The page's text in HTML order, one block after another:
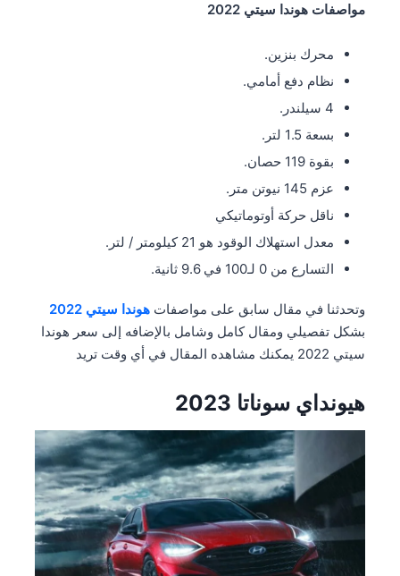
مواصفات هوندا سيتي 2022
محرك بنزين.
نظام دفع أمامي.
4 سيلندر.
بسعة 1.5 لتر.
بقوة 119 حصان.
عزم 145 نيوتن متر.
ناقل حركة أوتوماتيكي
معدل استهلاك الوقود هو 21 كيلومتر / لتر.
التسارع من 0 لـ100 في 9.6 ثانية.
وتحدثنا في مقال سابق على مواصفات هوندا سيتي 2022
بشكل تفصيلي ومقال كامل وشامل بالإضافه إلى سعر هوندا
سيتي 2022 يمكنك مشاهده المقال في أي وقت تريد
هيونداي سوناتا 2023